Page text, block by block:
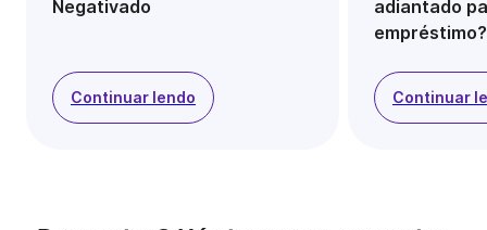
Negativado
Continuar lendo
adiantado
empréstimo?
Continuar